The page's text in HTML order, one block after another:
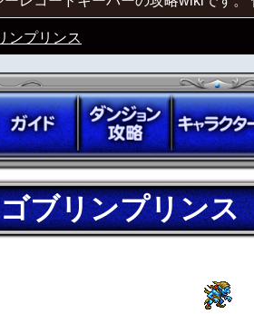
ンプリンス
ゴブリンプリンス